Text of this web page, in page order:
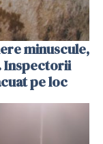
minuscule,
Inspectorii
pe loc